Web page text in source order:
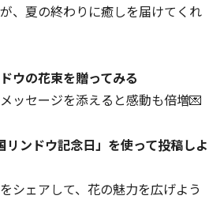
、夏の終わりに癒しを届けてくれ
ウの花束を贈ってみる
ッセージを添えると感動も倍増💌
リンドウ記念日」を使って投稿しよ
シェアして、花の魅力を広げよう